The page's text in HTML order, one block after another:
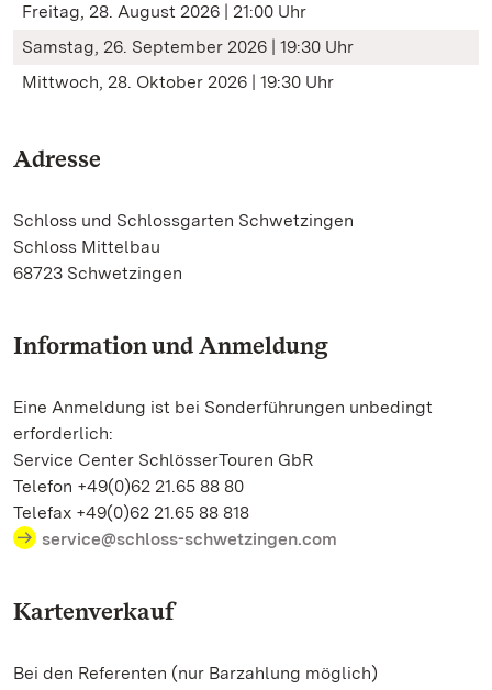
Freitag, 28. August 2026 | 21:00 Uhr
Samstag, 26. September 2026 | 19:30 Uhr
Mittwoch, 28. Oktober 2026 | 19:30 Uhr
Adresse
Schloss und Schlossgarten Schwetzingen
Schloss Mittelbau
68723 Schwetzingen
Information und Anmeldung
Eine Anmeldung ist bei Sonderführungen unbedingt
erforderlich:
Service Center SchlösserTouren GbR
Telefon +49(0)62 21.65 88 80
Telefax +49(0)62 21.65 88 818
service@schloss-schwetzingen.com
Kartenverkauf
Bei den Referenten (nur Barzahlung möglich)